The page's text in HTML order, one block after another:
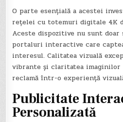
O parte esențială a acestei
rețelei cu totemuri digitale 4K
Aceste dispozitive nu sunt doar
portaluri interactive care
interesul. Calitatea vizuală
vibrante și claritatea imaginilor
reclamă într-o experiență
Publicitate
Personalizată